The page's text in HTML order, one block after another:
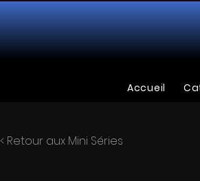
Accueil
< Retour aux Mini Séries